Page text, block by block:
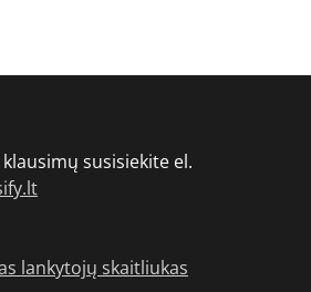
susisiekite el.